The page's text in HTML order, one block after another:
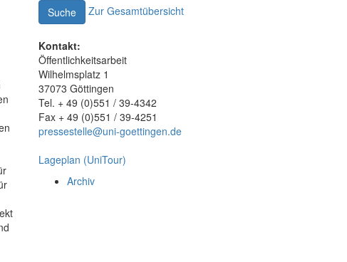
Suche Zur Gesamtübersicht
Kontakt:
Öffentlichkeitsarbeit
Wilhelmsplatz 1
37073 Göttingen
Tel. + 49 (0)551 / 39-4342
Fax + 49 (0)551 / 39-4251
pressestelle@uni-goettingen.de
Lageplan (UniTour)
Archiv